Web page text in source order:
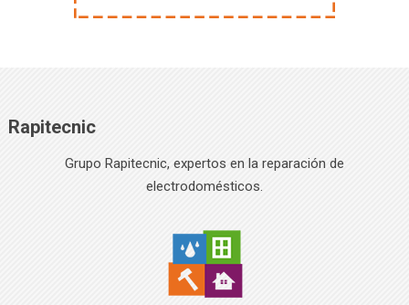
Rapitecnic
Grupo Rapitecnic, expertos en la reparación de
electrodomésticos.